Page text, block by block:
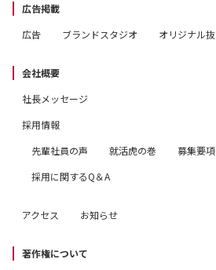
広告掲載
広告
ブランドスタジオ オリジナル
会社概要
社長メッセージ
採用情報
先輩社員の声
就活虎の巻
募集要項
採用に関するQ＆A
アクセス お知らせ
著作権について